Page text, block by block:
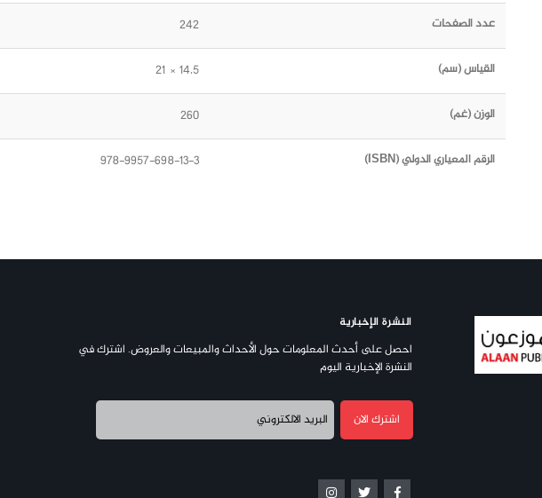
عدد الصفحات 242
القياس (سم) 14.5 × 21
الوزن (غم) 260
الرقم المعياري الدولي (ISBN) 978-9957-698-13-3
النشرة الإخبارية
احصل على أحدث المعلومات حول الأحداث والمبيعات والعروض. اشترك في
النشرة الإخبارية اليوم